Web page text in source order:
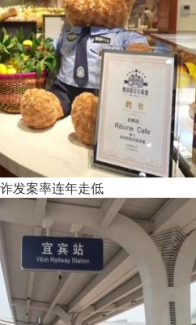
诈发案率连年走低